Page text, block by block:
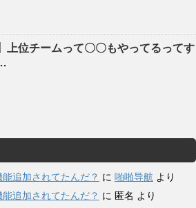
上位チームって〇〇もやってるってす
能追加されてたんだ？ に 啪啪导航 より
能追加されてたんだ？ に 匿名 より